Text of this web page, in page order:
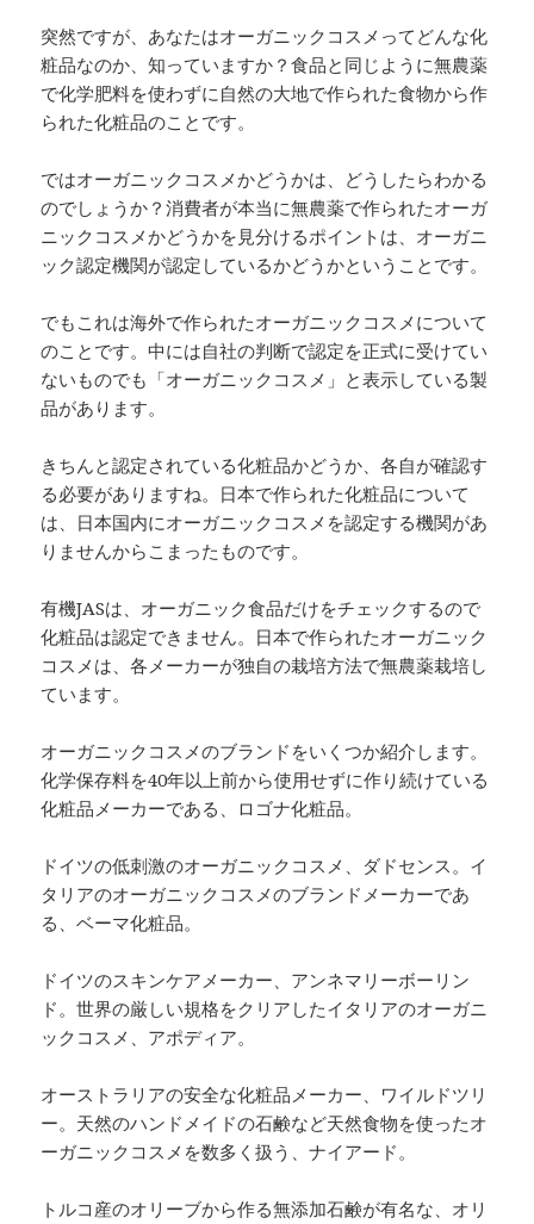
突然ですが、あなたはオーガニックコスメってどんな化
粧品なのか、知っていますか？食品と同じように無農薬
で化学肥料を使わずに自然の大地で作られた食物から作
られた化粧品のことです。
ではオーガニックコスメかどうかは、どうしたらわかる
のでしょうか？消費者が本当に無農薬で作られたオーガ
ニックコスメかどうかを見分けるポイントは、オーガニ
ック認定機関が認定しているかどうかということです。
でもこれは海外で作られたオーガニックコスメについて
のことです。中には自社の判断で認定を正式に受けてい
ないものでも「オーガニックコスメ」と表示している製
品があります。
きちんと認定されている化粧品かどうか、各自が確認す
る必要がありますね。日本で作られた化粧品について
は、日本国内にオーガニックコスメを認定する機関があ
りませんからこまったものです。
有機JASは、オーガニック食品だけをチェックするので
化粧品は認定できません。日本で作られたオーガニック
コスメは、各メーカーが独自の栽培方法で無農薬栽培し
ています。
オーガニックコスメのブランドをいくつか紹介します。
化学保存料を40年以上前から使用せずに作り続けている
化粧品メーカーである、ロゴナ化粧品。
ドイツの低刺激のオーガニックコスメ、ダドセンス。イ
タリアのオーガニックコスメのブランドメーカーであ
る、ベーマ化粧品。
ドイツのスキンケアメーカー、アンネマリーボーリン
ド。世界の厳しい規格をクリアしたイタリアのオーガニ
ックコスメ、アポディア。
オーストラリアの安全な化粧品メーカー、ワイルドツリ
ー。天然のハンドメイドの石鹸など天然食物を使ったオ
ーガニックコスメを数多く扱う、ナイアード。
トルコ産のオリーブから作る無添加石鹸が有名な、オリ